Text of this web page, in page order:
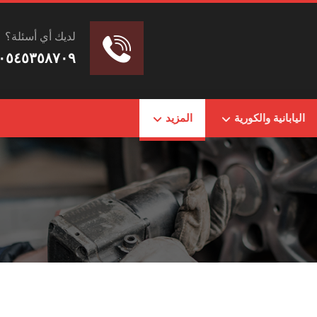
لديك أي أسئلة؟
اليابانية والكورية المزيد